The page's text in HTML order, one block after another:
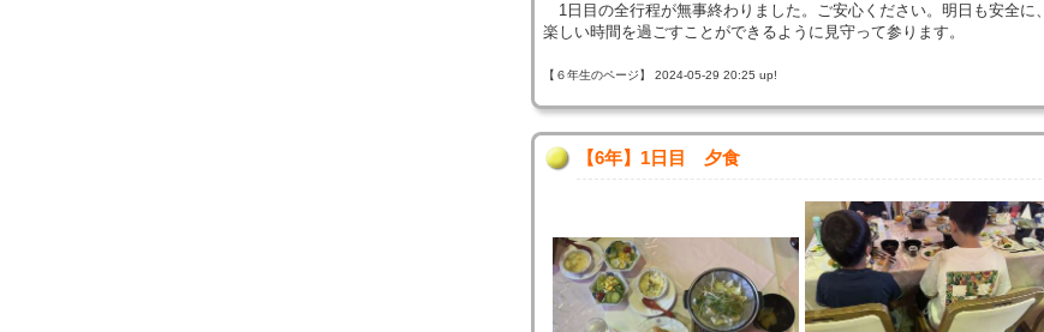
1日目の全行程が無事終わりました。ご安心ください。明日も安全に、
楽しい時間を過ごすことができるように見守って参ります。
【６年生のページ】 2024-05-29 20:25 up!
【6年】1日目 夕食